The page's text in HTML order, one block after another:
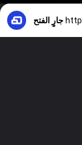
جارٍ الفتح